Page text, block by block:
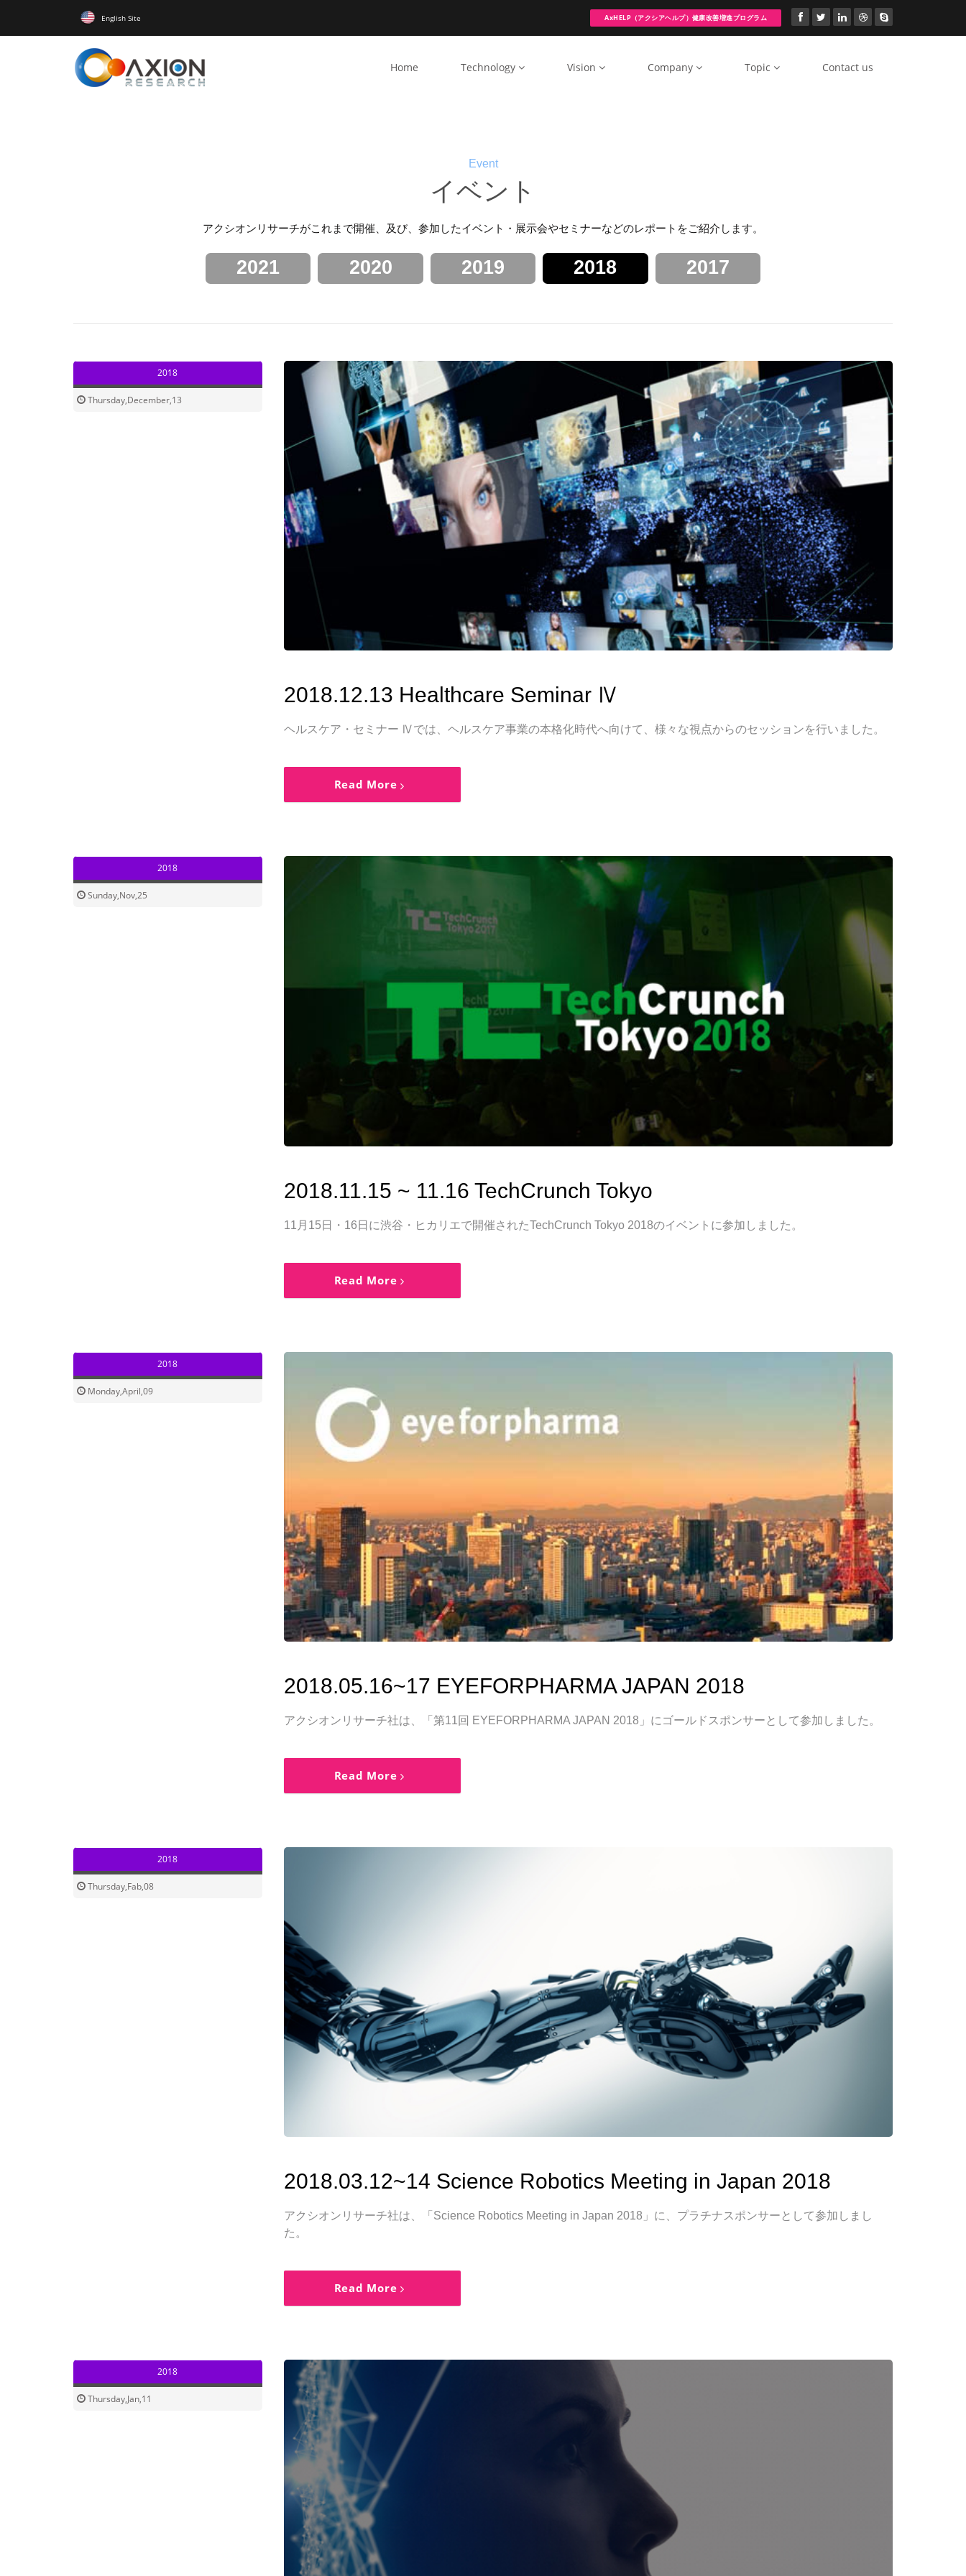
English Site AxHELP（アクシアヘルプ）健康改善増進プログラム
Home Technology Vision Company Topic Contact us
Event
イベント
アクシオンリサーチがこれまで開催、及び、参加したイベント・展示会やセミナーなどのレポートをご紹介します。
2021 2020 2019 2018 2017
2018
Thursday,December,13
2018.12.13 Healthcare Seminar Ⅳ
ヘルスケア・セミナー Ⅳでは、ヘルスケア事業の本格化時代へ向けて、様々な視点からのセッションを行いました。
Read More
2018
Sunday,Nov,25
2018.11.15 ~ 11.16 TechCrunch Tokyo
11月15日・16日に渋谷・ヒカリエで開催されたTechCrunch Tokyo 2018のイベントに参加しました。
Read More
2018
Monday,April,09
2018.05.16~17 EYEFORPHARMA JAPAN 2018
アクシオンリサーチ社は、「第11回 EYEFORPHARMA JAPAN 2018」にゴールドスポンサーとして参加しました。
Read More
2018
Thursday,Fab,08
2018.03.12~14 Science Robotics Meeting in Japan 2018
アクシオンリサーチ社は、「Science Robotics Meeting in Japan 2018」に、プラチナスポンサーとして参加しまし
た。
Read More
2018
Thursday,Jan,11